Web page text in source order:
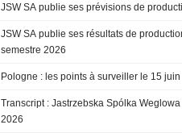
JSW SA publie ses prévisions de
JSW SA publie ses résultats de
semestre 2026
Pologne : les points à surveiller le 15 juin
Transcript : Jastrzebska Spólka
2026